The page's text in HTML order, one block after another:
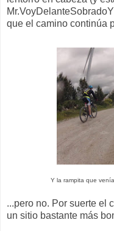
que el camino continúa
Y la rampita que
...pero no. Por suerte el
un sitio bastante más